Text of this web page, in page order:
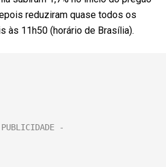
reduziram quase todos os
às 11h50 (horário de Brasília).